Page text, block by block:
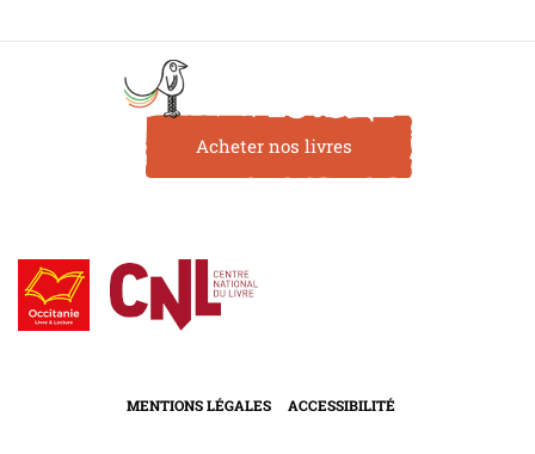
Acheter nos livres
MENTIONS LÉGALES ACCESSIBILITÉ